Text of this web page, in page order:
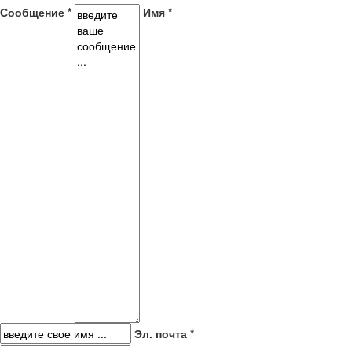
Сообщение *
Имя *
Эл. почта *